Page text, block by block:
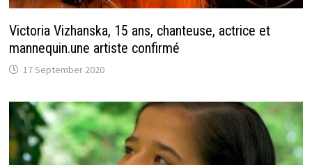
Victoria Vizhanska, 15 ans, chanteuse, actrice et
mannequin.une artiste confirmé
17 September 2020